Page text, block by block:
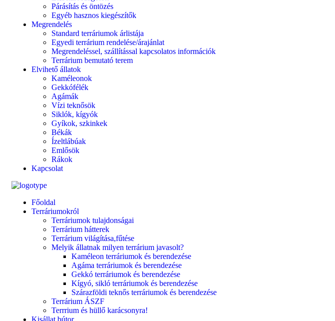
Párásítás és öntözés
Egyéb hasznos kiegészítők
Megrendelés
Standard terráriumok árlistája
Egyedi terrárium rendelése/árajánlat
Megrendeléssel, szállítással kapcsolatos információk
Terrárium bemutató terem
Elvihető állatok
Kaméleonok
Gekkófélék
Agámák
Vízi teknősök
Siklók, kígyók
Gyíkok, szkinkek
Békák
Ízeltlábúak
Emlősök
Rákok
Kapcsolat
Főoldal
Terráriumokról
Terráriumok tulajdonságai
Terrárium hátterek
Terrárium világítása,fűtése
Melyik állatnak milyen terrárium javasolt?
Kaméleon terráriumok és berendezése
Agáma terráriumok és berendezése
Gekkó terráriumok és berendezése
Kígyó, sikló terráriumok és berendezése
Szárazföldi teknős terráriumok és berendezése
Terrárium ÁSZF
Terrrium és hüllő karácsonyra!
Kisállat bútor